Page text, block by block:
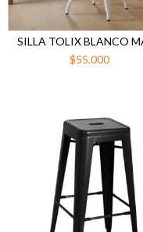
SILLA TOLIX BLANCO
$55.000